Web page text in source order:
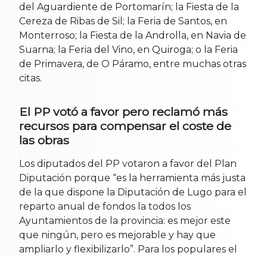
del Aguardiente de Portomarín; la Fiesta de la
Cereza de Ribas de Sil; la Feria de Santos, en
Monterroso; la Fiesta de la Androlla, en Navia de
Suarna; la Feria del Vino, en Quiroga; o la Feria
de Primavera, de O Páramo, entre muchas otras
citas.
El PP votó a favor pero reclamó más
recursos para compensar el coste de
las obras
Los diputados del PP votaron a favor del Plan
Diputación porque “es la herramienta más justa
de la que dispone la Diputación de Lugo para el
reparto anual de fondos la todos los
Ayuntamientos de la provincia: es mejor este
que ningún, pero es mejorable y hay que
ampliarlo y flexibilizarlo”. Para los populares el